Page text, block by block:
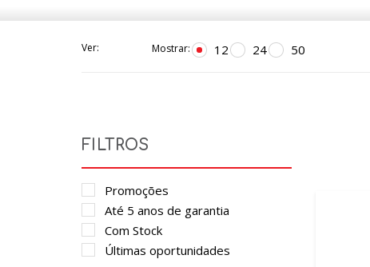
Ver: Mostrar: 12 24 50
FILTROS
Promoções
Até 5 anos de garantia
Com Stock
Últimas oportunidades